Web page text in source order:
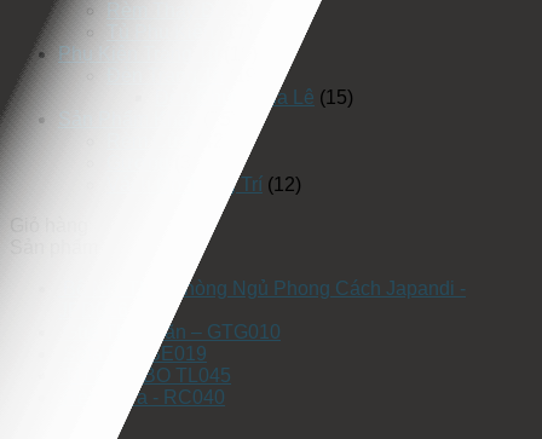
Phụ Kiện Trang Trí
Đèn Chùm Pha Lê (15)
Vách Ốp Trang Trí (12)
Bộ Nội Thất Phòng Ngủ Phong Cách Japandi -
Ghế Thư Giãn – GTG010
Sofa Bed BE019
TỦ LAVABO TL045
Rèm Cửa - RC040